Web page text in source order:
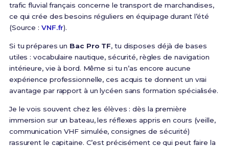
trafic fluvial français concerne le transport de marchandises,
ce qui crée des besoins réguliers en équipage durant l’été
(Source : VNF.fr).
Si tu prépares un Bac Pro TF, tu disposes déjà de bases
utiles : vocabulaire nautique, sécurité, règles de navigation
intérieure, vie à bord. Même si tu n’as encore aucune
expérience professionnelle, ces acquis te donnent un vrai
avantage par rapport à un lycéen sans formation spécialisée.
Je le vois souvent chez les élèves : dès la première
immersion sur un bateau, les réflexes appris en cours (veille,
communication VHF simulée, consignes de sécurité)
rassurent le capitaine. C’est précisément ce qui peut faire la